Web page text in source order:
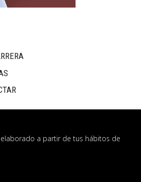
a partir de tus hábitos de